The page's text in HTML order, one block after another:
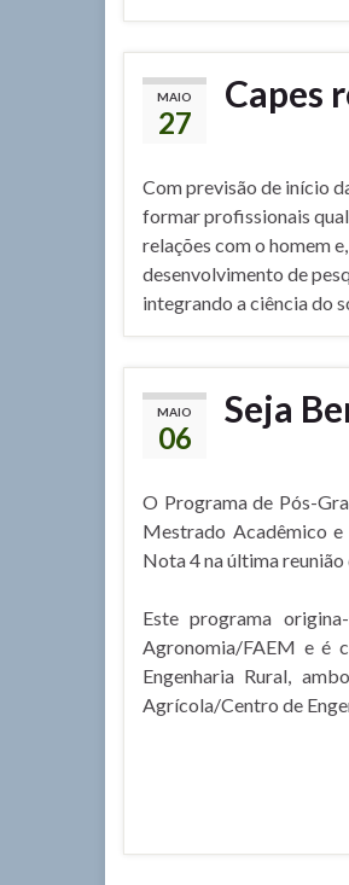
MAIO
27
Capes
Com previsão de início
formar profissionais
relações com o homem
desenvolvimento de
integrando a ciência do
MAIO
06
Seja
O Programa de Pós-
Mestrado Acadêmico
Nota 4 na última
Este programa
Agronomia/FAEM e é
Engenharia Rural,
Agrícola/Centro de